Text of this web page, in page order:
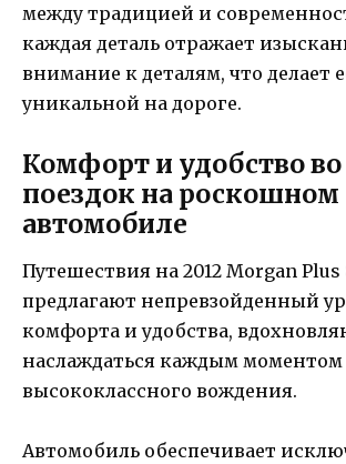
между традицией и
каждая деталь отражает
внимание к деталям, что делает
уникальной на дороге.
Комфорт и удобство
поездок на роскошном
автомобиле
Путешествия на 2012 Morgan Plus
предлагают непревзойденный
комфорта и удобства,
наслаждаться каждым моментом
высококлассного вождения.
Автомобиль обеспечивает